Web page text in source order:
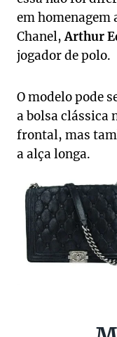
em homenagem
Chanel,Arthur
jogador de polo.
O modelo pode
a bolsa clássica
frontal, mas
a alça longa.